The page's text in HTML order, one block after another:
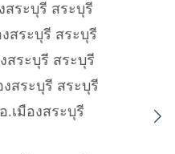
สระบุรี สระบุรี
สระบุรี สระบุรี
สระบุรี สระบุรี
งสระบุรี สระบุรี
เมืองสระบุรี